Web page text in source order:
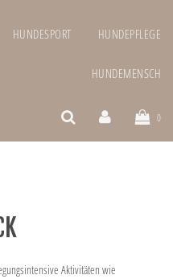
HUNDESPORT HUNDEPFLEGE
HUNDEMENSCH
0
Aktivitäten wie